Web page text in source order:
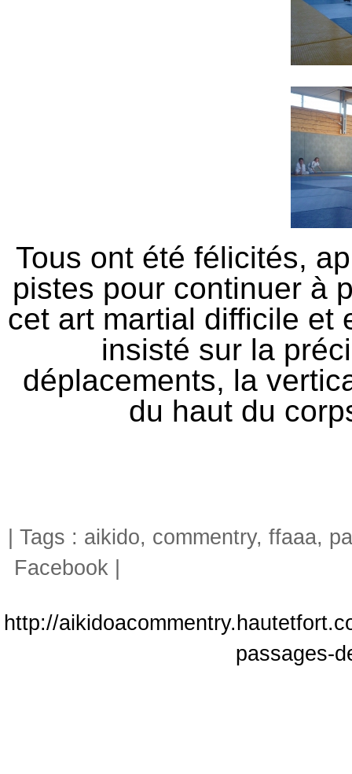
Tous ont été félicités,
pistes pour continuer à
cet art martial difficile et
insisté sur la
déplacements, la
du haut du
| Tags : aikido, commentry, ffaaa,
Facebook
http://
passages-